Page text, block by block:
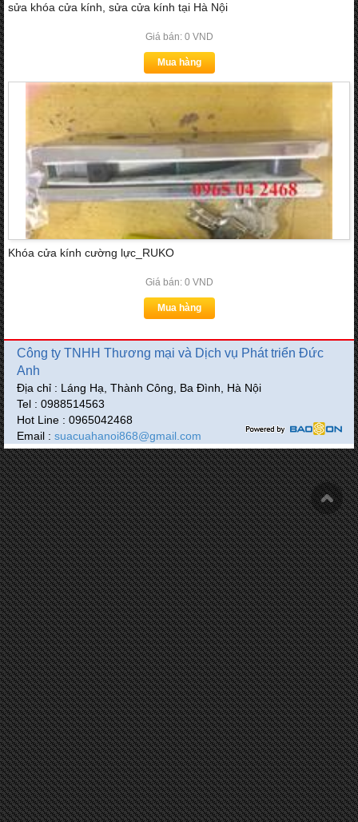
sửa khóa cửa kính, sửa cửa kính tại Hà Nội
Giá bán: 0 VND
Mua hàng
Khóa cửa kính cường lực_RUKO
Giá bán: 0 VND
Mua hàng
Công ty TNHH Thương mại và Dịch vụ Phát triển Đức
Anh
Địa chỉ : Láng Hạ, Thành Công, Ba Đình, Hà Nội
Tel : 0988514563
Hot Line : 0965042468
Email : suacuahanoi868@gmail.com